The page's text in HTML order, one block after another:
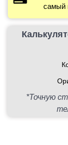
самый
*Точную